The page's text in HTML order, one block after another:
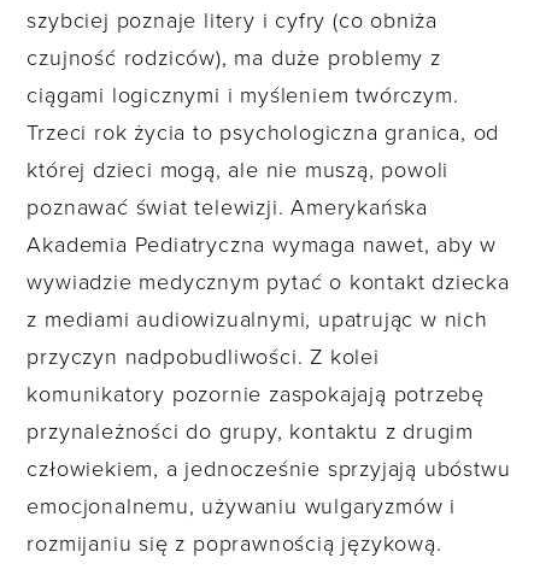
szybciej poznaje litery i cyfry (co obniża
czujność rodziców), ma duże problemy z
ciągami logicznymi i myśleniem twórczym.
Trzeci rok życia to psychologiczna granica, od
której dzieci mogą, ale nie muszą, powoli
poznawać świat telewizji. Amerykańska
Akademia Pediatryczna wymaga nawet, aby w
wywiadzie medycznym pytać o kontakt dziecka
z mediami audiowizualnymi, upatrując w nich
przyczyn nadpobudliwości. Z kolei
komunikatory pozornie zaspokajają potrzebę
przynależności do grupy, kontaktu z drugim
człowiekiem, a jednocześnie sprzyjają ubóstwu
emocjonalnemu, używaniu wulgaryzmów i
rozmijaniu się z poprawnością językową.